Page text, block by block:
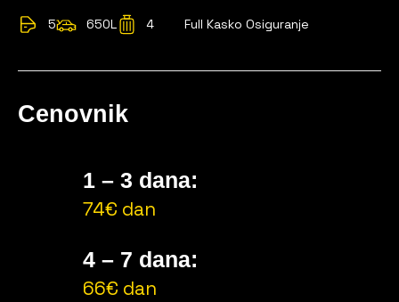
5 650L 4 Full Kasko Osiguranje
Cenovnik
1 – 3 dana:
74€ dan
4 – 7 dana:
66€ dan